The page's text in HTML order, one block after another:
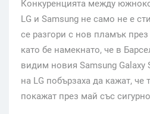
Конкуренцията между
LG и Samsung не само не е
се разгори с нов пламък
като бе намекнато, че в
видим новия Samsung Galaxy
на LG побързаха да кажат, че
покажат през май със